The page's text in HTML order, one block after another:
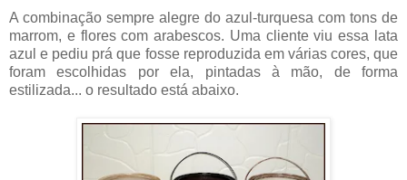
A combinação sempre alegre do azul-turquesa com tons de
marrom, e flores com arabescos. Uma cliente viu essa lata
azul e pediu prá que fosse reproduzida em várias cores, que
foram escolhidas por ela, pintadas à mão, de forma
estilizada... o resultado está abaixo.